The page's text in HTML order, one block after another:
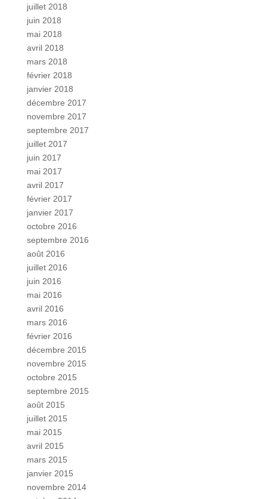
juillet 2018
juin 2018
mai 2018
avril 2018
mars 2018
février 2018
janvier 2018
décembre 2017
novembre 2017
septembre 2017
juillet 2017
juin 2017
mai 2017
avril 2017
février 2017
janvier 2017
octobre 2016
septembre 2016
août 2016
juillet 2016
juin 2016
mai 2016
avril 2016
mars 2016
février 2016
décembre 2015
novembre 2015
octobre 2015
septembre 2015
août 2015
juillet 2015
mai 2015
avril 2015
mars 2015
janvier 2015
novembre 2014